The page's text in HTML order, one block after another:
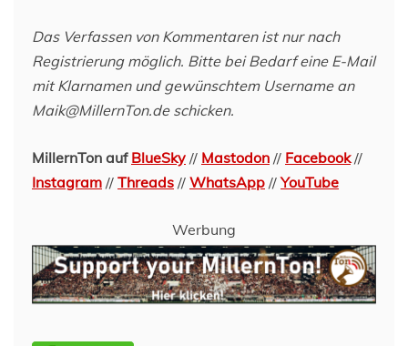
Das Verfassen von Kommentaren ist nur nach
Registrierung möglich. Bitte bei Bedarf eine E-Mail
mit Klarnamen und gewünschtem Username an
Maik@MillernTon.de schicken.
MillernTon auf BlueSky // Mastodon // Facebook//
Instagram // Threads // WhatsApp //YouTube
Werbung